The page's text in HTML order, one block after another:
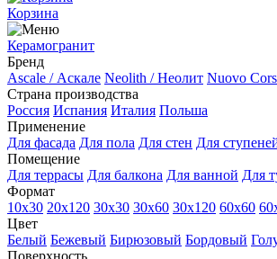
Корзина
Керамогранит
Бренд
Ascale / Аскале Neolith / Неолит Nuovo
Страна производства
Россия Испания Италия Польша
Применение
Для фасада Для пола Для стен Для
Помещение
Для террасы Для балкона Для ванной Для
Формат
10х30 20х120 30х30 30х60 30х120 60x60
Цвет
Белый Бежевый Бирюзовый Бордовый
Поверхность